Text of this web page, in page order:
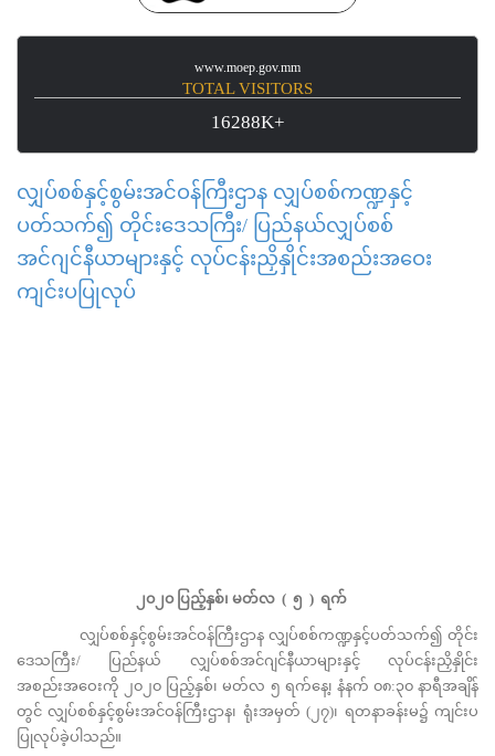
www.moep.gov.mm
TOTAL VISITORS
16288K+
လျှပ်စစ်နှင့်စွမ်းအင်ဝန်ကြီးဌာန လျှပ်စစ်ကဏ္ဍနှင့်
ပတ်သက်၍ တိုင်းဒေသကြီး/ ပြည်နယ်လျှပ်စစ်
အင်ဂျင်နီယာများနှင့် လုပ်ငန်းညှိနှိုင်းအစည်းအဝေး
ကျင်းပပြုလုပ်
၂၀၂၀ ပြည့်နှစ်၊ မတ်လ( ၅ ) ရက်
လျှပ်စစ်နှင့်စွမ်းအင်ဝန်ကြီးဌာန လျှပ်စစ်ကဏ္ဍနှင့်ပတ်သက်၍ တိုင်း
ဒေသကြီး/ ပြည်နယ် လျှပ်စစ်အင်ဂျင်နီယာများနှင့် လုပ်ငန်းညှိနှိုင်း
အစည်းအဝေးကို ၂၀၂၀ ပြည့်နှစ်၊ မတ်လ ၅ ရက်နေ့၊ နံနက် ၀၈:၃၀ နာရီအချိန်
တွင် လျှပ်စစ်နှင့်စွမ်းအင်ဝန်ကြီးဌာန၊ ရုံးအမှတ် (၂၇)၊ ရတနာခန်းမ၌ ကျင်းပ
ပြုလုပ်ခဲ့ပါသည်။